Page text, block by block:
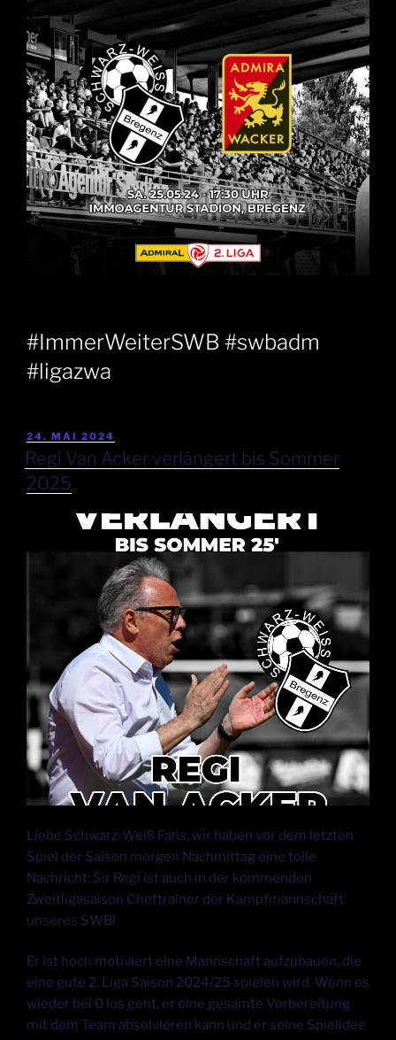
#ImmerWeiterSWB #swbadm
#ligazwa
24. MAI 2024
Regi Van Acker verlängert bis Sommer
2025
Liebe Schwarz-Weiß Fans, wir haben vor dem letzten
Spiel der Saison morgen Nachmittag eine tolle
Nachricht: Sir Regi ist auch in der kommenden
Zweitligasaison Cheftrainer der Kampfmannschaft
unseres SWB!
Er ist hoch motiviert eine Mannschaft aufzubauen, die
eine gute 2. Liga Saison 2024/25 spielen wird. Wenn es
wieder bei 0 los geht, er eine gesamte Vorbereitung
mit dem Team absolvieren kann und er seine Spielidee